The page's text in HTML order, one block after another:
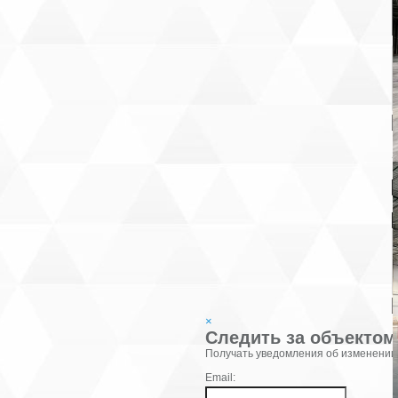
×
Следить за объектом
Фамилия:
Получать уведомления об
Email: